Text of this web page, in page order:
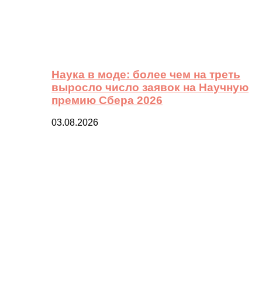
Наука в моде: более чем на треть
выросло число заявок на Научную
премию Сбера 2026
03.08.2026